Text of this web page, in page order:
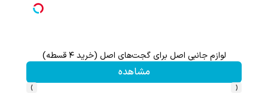
لوازم جانبی اصل برای گجت‌های اصل (خرید ۴ قسطه)
مشاهده
‹
›